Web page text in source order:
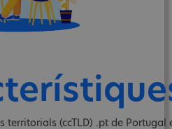
territorials (ccTLD) .pt de Portugal